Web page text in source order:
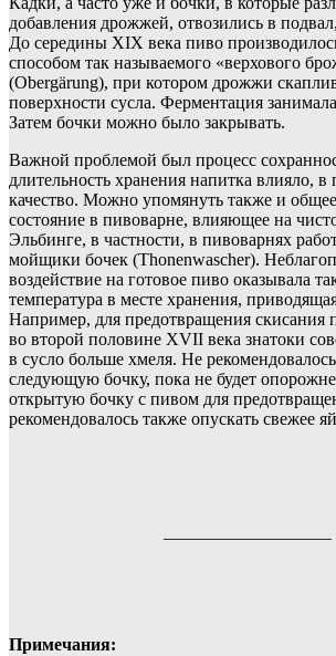
добавления дрожжей, отвозились в
До середины XIX века пиво
способом так называемого «верхового
(Obergärung), при котором дрожжи
поверхности сусла. Ферментация
Затем бочки можно было закрывать.
Важной проблемой был процесс
длительность хранения напитка влияло, в
качество. Можно упомянуть также и
состояние в пивоварне, влияющее на
Эльбинге, в частности, в пивоварнях
мойщики бочек (Thonenwascher).
воздействие на готовое пиво оказывала
температура в месте хранения,
Например, для предотвращения скисания
во второй половине XVII века знатоки
в сусло больше хмеля. Не
следующую бочку, пока не будет
открытую бочку с пивом для
рекомендовалось также опускать свежее
Примечания: